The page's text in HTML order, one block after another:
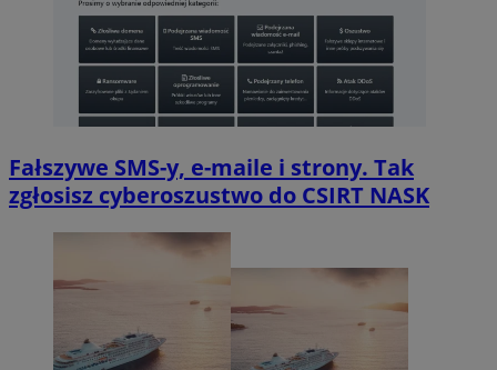
Fałszywe SMS-y, e-maile i strony. Tak
zgłosisz cyberoszustwo do CSIRT NASK